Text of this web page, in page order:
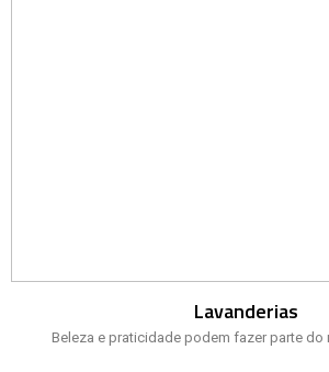
Lavanderias
Beleza e praticidade podem fazer parte do